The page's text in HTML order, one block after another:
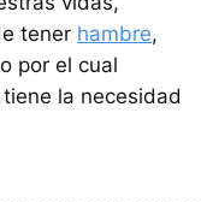
tener hambre,
por el cual
la necesidad